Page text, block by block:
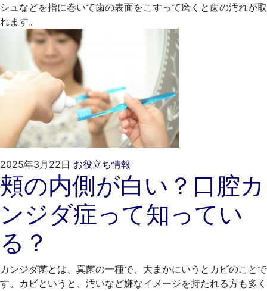
シュなどを指に巻いて歯の表面をこすって磨くと歯の汚れが取
れます。
2025年3月22日 お役立ち情報
年
2
月
24
れ
も
と
歯
院
頬の内側が白い？口腔カ
ンジダ症って知ってい
る？
カンジダ菌とは、真菌の一種で、大まかにいうとカビのことで
す。カビというと、汚いなど嫌なイメージを持たれる方も多く